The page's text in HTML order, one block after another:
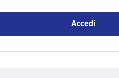
Accedi